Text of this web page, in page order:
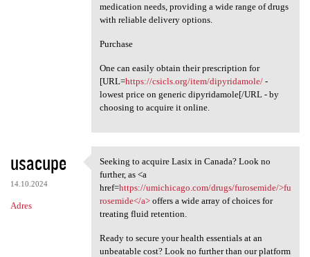
medication needs, providing a wide range of drugs
with reliable delivery options.
Purchase
One can easily obtain their prescription for
[URL=https://csicls.org/item/dipyridamole/-
lowest price on generic dipyridamole[/URL - by
choosing to acquire it online.
usacupe
14.10.2024
Adres
Seeking to acquire Lasix in
Seeking to acquire Lasix in Canada? Look no
further, as <a
href=https://umichicago.com/drugs/furosemide/>fu
rosemide</a>offers a wide array of choices for
treating fluid retention.
Ready to secure your health essentials at an
unbeatable cost? Look no further than our platform